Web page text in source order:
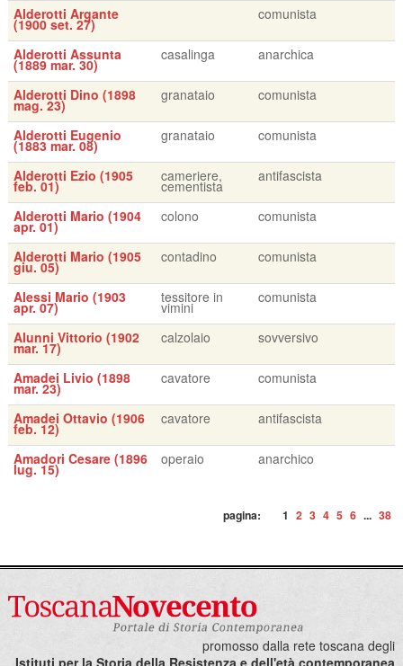
Alderotti Argante
(1900 set. 27)
comunista
Alderotti Assunta
(1889 mar. 30)
casalinga anarchica
Alderotti Dino (1898
mag. 23)
granataio comunista
Alderotti Eugenio
(1883 mar. 08)
granataio comunista
Alderotti Ezio (1905
feb. 01)
cameriere,
cementista
antifascista
Alderotti Mario (1904
apr. 01)
colono comunista
Alderotti Mario (1905
giu. 05)
contadino comunista
Alessi Mario (1903
apr. 07)
tessitore in
vimini
comunista
Alunni Vittorio (1902
mar. 17)
calzolaio sovversivo
Amadei Livio (1898
mar. 23)
cavatore comunista
Amadei Ottavio (1906
feb. 12)
cavatore antifascista
Amadori Cesare (1896
lug. 15)
operaio anarchico
pagina: 1 2 3 4 5 6 ... 38
promosso dalla rete toscana degli